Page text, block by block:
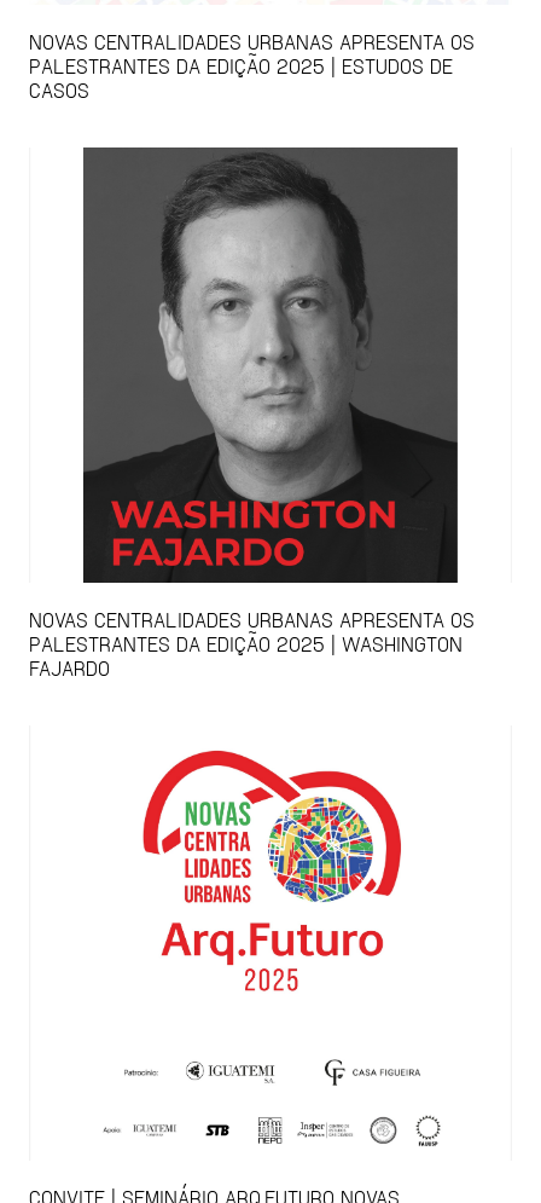
NOVAS CENTRALIDADES URBANAS APRESENTA OS
PALESTRANTES DA EDIÇÃO 2025 | ESTUDOS DE
CASOS
NOVAS CENTRALIDADES URBANAS APRESENTA OS
PALESTRANTES DA EDIÇÃO 2025 | WASHINGTON
FAJARDO
CONVITE | SEMINÁRIO ARQ.FUTURO NOVAS